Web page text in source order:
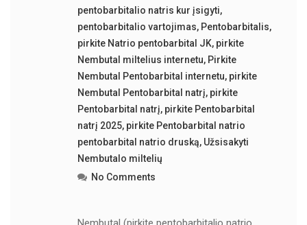
pentobarbitalio natris kur įsigyti,
pentobarbitalio vartojimas, Pentobarbitalis,
pirkite Natrio pentobarbital JK, pirkite
Nembutal miltelius internetu, Pirkite
Nembutal Pentobarbital internetu, pirkite
Nembutal Pentobarbital natrį, pirkite
Pentobarbital natrį, pirkite Pentobarbital
natrį 2025, pirkite Pentobarbital natrio
pentobarbital natrio druską, Užsisakyti
Nembutalo miltelių
No Comments